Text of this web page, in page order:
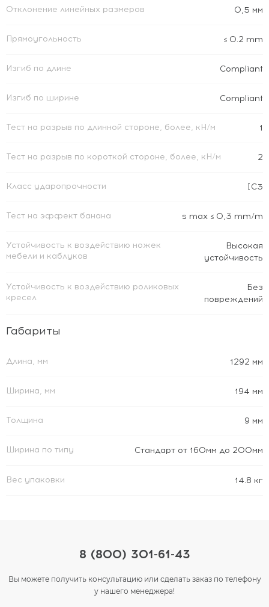
Отклонение линейных размеров 0,5 мм
Прямоугольность ≤ 0.2 mm
Изгиб по длине Compliant
Изгиб по ширине Compliant
Тест на разрыв по длинной стороне, более, кН/м 1
Тест на разрыв по короткой стороне, более, кН/м 2
Класс ударопрочности IC3
Тест на эффект банана s max ≤ 0,3 mm/m
Устойчивость к воздействию ножек
мебели и каблуков
Высокая
устойчивость
Устойчивость к воздействию роликовых
кресел
Без
повреждений
Габариты
Длина, мм 1292 мм
Ширина, мм 194 мм
Толщина 9 мм
Ширина по типу Стандарт от 160мм до 200мм
Вес упаковки 14.8 кг
8 (800) 301-61-43
Вы можете получить консультацию или сделать заказ по телефону
у нашего менеджера!